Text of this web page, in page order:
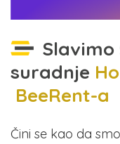
Slavimo
suradnje
BeeRent-a
Čini se kao da